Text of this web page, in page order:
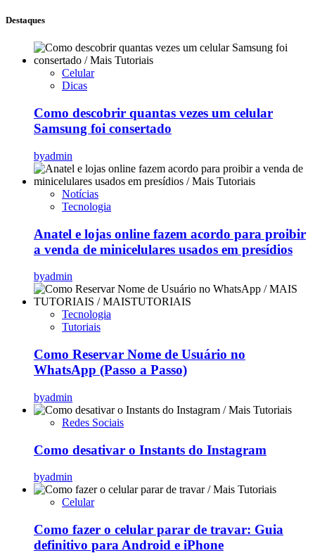
Destaques
Celular
Dicas
Como descobrir quantas vezes um celular
Samsung foi consertado
byadmin
Notícias
Tecnologia
Anatel e lojas online fazem acordo para proibir
a venda de minicelulares usados em presídios
byadmin
Tecnologia
Tutoriais
Como Reservar Nome de Usuário no
WhatsApp (Passo a Passo)
byadmin
Redes Sociais
Como desativar o Instants do Instagram
byadmin
Celular
Como fazer o celular parar de travar: Guia
definitivo para Android e iPhone